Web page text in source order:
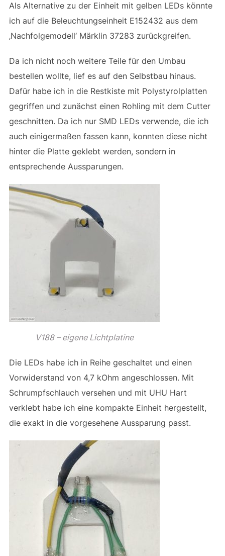
Als Alternative zu der Einheit mit gelben LEDs könnte
ich auf die Beleuchtungseinheit E152432 aus dem
‚Nachfolgemodell‘ Märklin 37283 zurückgreifen.
Da ich nicht noch weitere Teile für den Umbau
bestellen wollte, lief es auf den Selbstbau hinaus.
Dafür habe ich in die Restkiste mit Polystyrolplatten
gegriffen und zunächst einen Rohling mit dem Cutter
geschnitten. Da ich nur SMD LEDs verwende, die ich
auch einigermaßen fassen kann, konnten diese nicht
hinter die Platte geklebt werden, sondern in
entsprechende Aussparungen.
V188 – eigene Lichtplatine
Die LEDs habe ich in Reihe geschaltet und einen
Vorwiderstand von 4,7 kOhm angeschlossen. Mit
Schrumpfschlauch versehen und mit UHU Hart
verklebt habe ich eine kompakte Einheit hergestellt,
die exakt in die vorgesehene Aussparung passt.